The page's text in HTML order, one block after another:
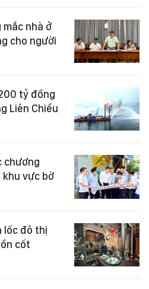
mắc nhà ở
cho người
tỷ đồng
Liên Chiểu
chương
vực bờ
lốc đô thị
cốt